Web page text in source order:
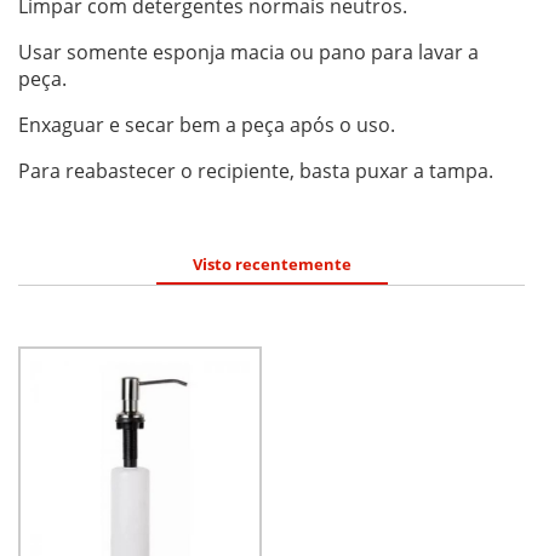
Limpar com detergentes normais neutros.
Usar somente esponja macia ou pano para lavar a
peça.
Enxaguar e secar bem a peça após o uso.
Para reabastecer o recipiente, basta puxar a tampa.
Visto recentemente